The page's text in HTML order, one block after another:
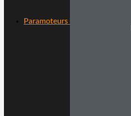
Paramoteurs